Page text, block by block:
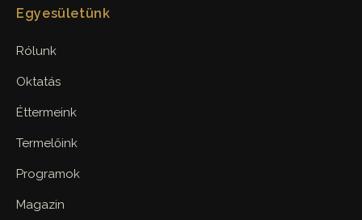
Egyesületünk
Rólunk
Oktatás
Éttermeink
Termelőink
Programok
Magazin